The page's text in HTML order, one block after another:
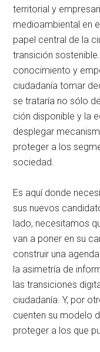
territorial y
medioambiental en
papel central de la
transición
conocimiento y
ciudadanía tomar
se trataría no sólo
ción disponible y la
desplegar
proteger a los
sociedad.
Es aquí donde
sus nuevos
lado, necesitamos
van a poner en su
construir una
la asimetría de
las transiciones
ciudadanía. Y, por
cuenten su modelo
proteger a los que